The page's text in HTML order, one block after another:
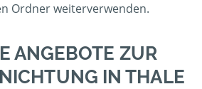
Ordner weiterverwenden.
ANGEBOTE ZUR
IN THALE